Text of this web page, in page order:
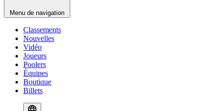
Menu de navigation
Classements
Nouvelles
Vidéo
Joueurs
Poolers
Équipes
Boutique
Billets